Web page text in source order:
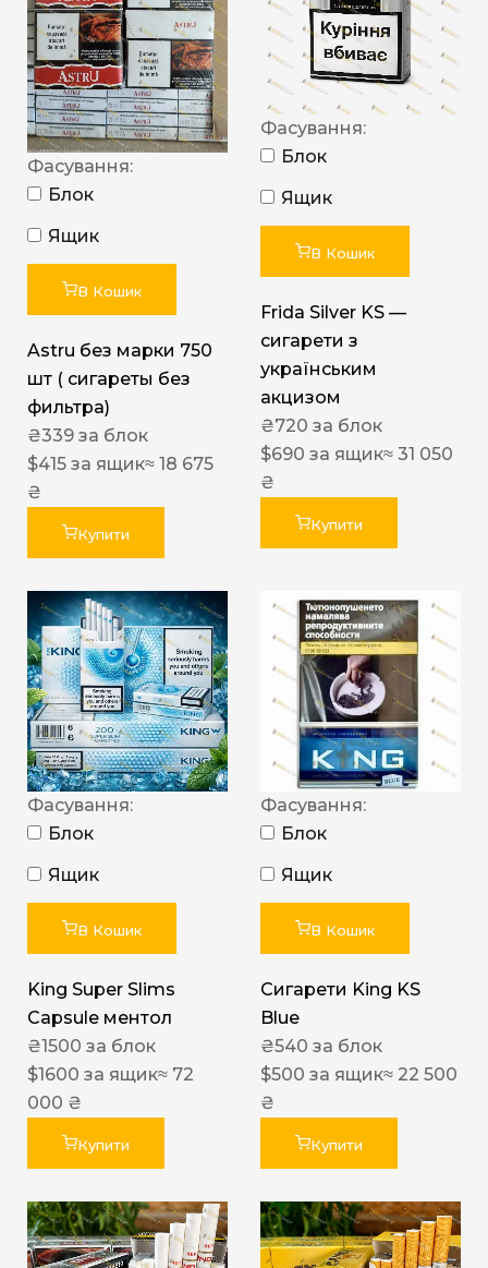
Фасування:
Блок
Ящик
В Кошик
Astru без марки 750
шт ( сигареты без
фильтра)
₴339 за блок
$415 за ящик≈ 18 675
₴
Купити
Фасування:
Блок
Ящик
В Кошик
Frida Silver KS —
сигарети з
українським
акцизом
₴720 за блок
$690 за ящик≈ 31 050
₴
Купити
Фасування:
Блок
Ящик
В Кошик
King Super Slims
Capsule ментол
₴1500 за блок
$1600 за ящик≈ 72
000 ₴
Купити
Фасування:
Блок
Ящик
В Кошик
Сигарети King KS
Blue
₴540 за блок
$500 за ящик≈ 22 500
₴
Купити